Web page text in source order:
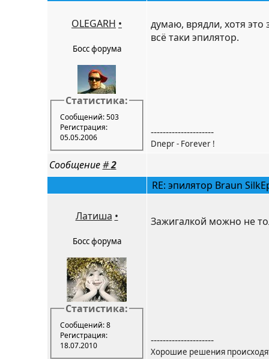
OLEGARH •
Босс форума
Статистика:
Сообщений: 503
Регистрация:
05.05.2006
думаю, врядли, хотя
всё таки эпилятор.
---------------------
Dnepr - Forever !
Сообщение#2
RE: эпилятор Braun
Латиша •
Босс форума
Статистика:
Сообщений: 8
Регистрация:
18.07.2010
Зажигалкой можно не
---------------------
Хорошие решения